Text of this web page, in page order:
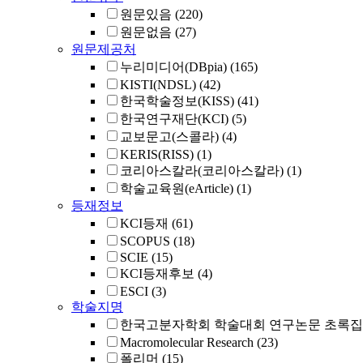
원문있음 (220)
원문없음 (27)
원문제공처
누리미디어(DBpia) (165)
KISTI(NDSL) (42)
한국학술정보(KISS) (41)
한국연구재단(KCI) (5)
교보문고(스콜라) (4)
KERIS(RISS) (1)
코리아스칼라(코리아스칼라) (1)
학술교육원(eArticle) (1)
등재정보
KCI등재 (61)
SCOPUS (18)
SCIE (15)
KCI등재후보 (4)
ESCI (3)
학술지명
한국고분자학회 학술대회 연구논문 초록집
Macromolecular Research (23)
폴리머 (15)